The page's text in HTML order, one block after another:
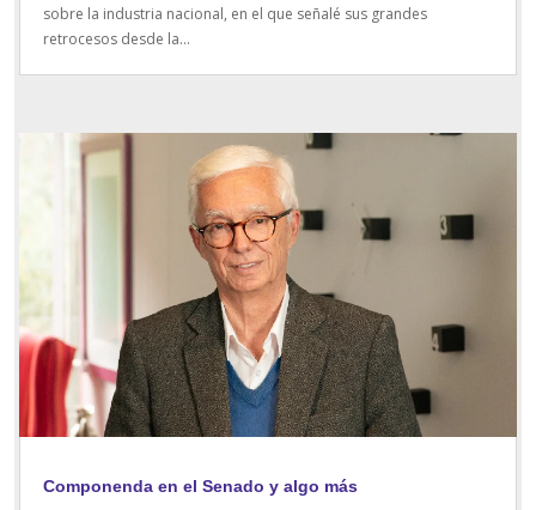
sobre la industria nacional, en el que señalé sus grandes
retrocesos desde la...
Componenda en el Senado y algo más